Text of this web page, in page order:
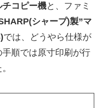
チコピー機と、ファミ
シャープ)製”マ
では、どうやら仕様が
順では原寸印刷が行